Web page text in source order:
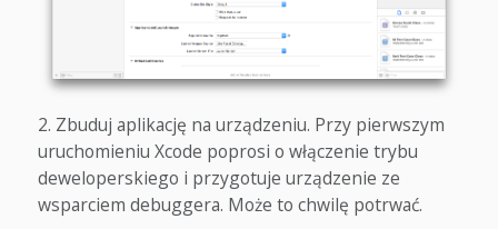
Zbuduj aplikację na urządzeniu. Przy pierwszym
uruchomieniu Xcode poprosi o włączenie trybu
deweloperskiego i przygotuje urządzenie ze
wsparciem debuggera. Może to chwilę potrwać.